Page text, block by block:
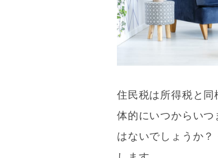
住民税は所得税と
体的にいつからい
はないでしょうか